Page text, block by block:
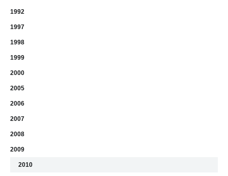
1992
1997
1998
1999
2000
2005
2006
2007
2008
2009
2010